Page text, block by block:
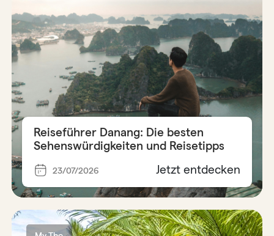
Reiseführer Danang: Die besten
Sehenswürdigkeiten und Reisetipps
23/07/2026 Jetzt entdecken